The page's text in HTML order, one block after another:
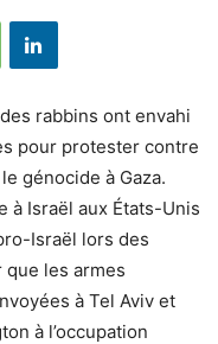
rabbins ont envahi
pour protester contre
génocide à Gaza.
à Israël aux États-Unis
Israël lors des
les armes
à Tel Aviv et
à l’occupation